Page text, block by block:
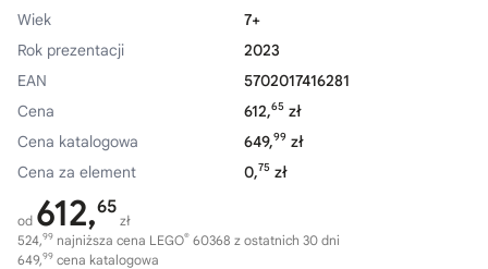
Wiek
7+
Rok prezentacji
2023
EAN
5702017416281
Cena
612,65 zł
Cena katalogowa
649,99 zł
Cena za element
0,75 zł
od 612,65
zł
524,99 najniższa cena LEGO® 60368 z ostatnich 30 dni
649,99 cena katalogowa